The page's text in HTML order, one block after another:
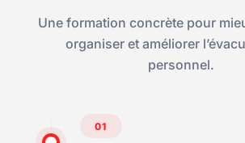
Une formation concrète pour
organiser et améliorer
personnel.
01